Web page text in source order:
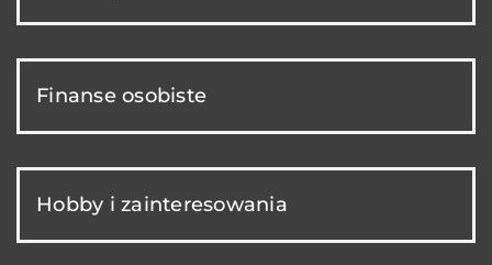
Finanse osobiste
Hobby i zainteresowania